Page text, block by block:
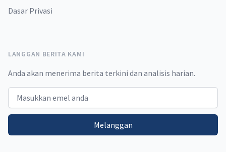
Dasar Privasi
LANGGAN BERITA KAMI
Anda akan menerima berita terkini dan analisis harian.
Email address
Melanggan